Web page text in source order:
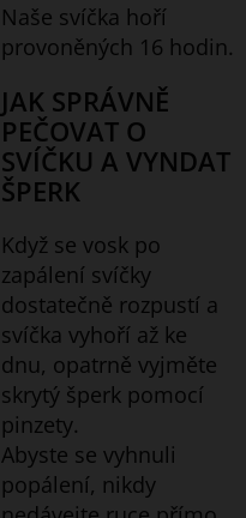
Naše svíčka hoří
provoněných 16 hodin.
JAK SPRÁVNĚ
PEČOVAT O
SVÍČKU A VYNDAT
ŠPERK
Když se vosk po
zapálení svíčky
dostatečně rozpustí a
svíčka vyhoří až ke
dnu, opatrně vyjměte
skrytý šperk pomocí
pinzety.
Abyste se vyhnuli
popálení, nikdy